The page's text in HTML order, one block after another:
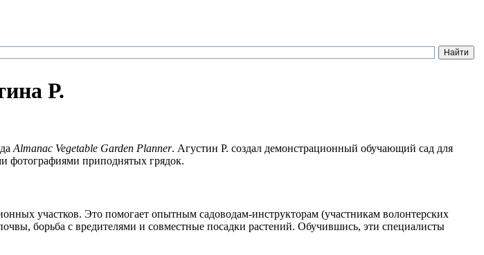
Р.
Almanac Vegetable Garden Planner. Агустин Р. создал демонстрационный обучающий сад для
фотографиями приподнятых грядок.
участков. Это помогает опытным садоводам-инструкторам (участникам волонтерских
борьба с вредителями и совместные посадки растений. Обучившись, эти специалисты